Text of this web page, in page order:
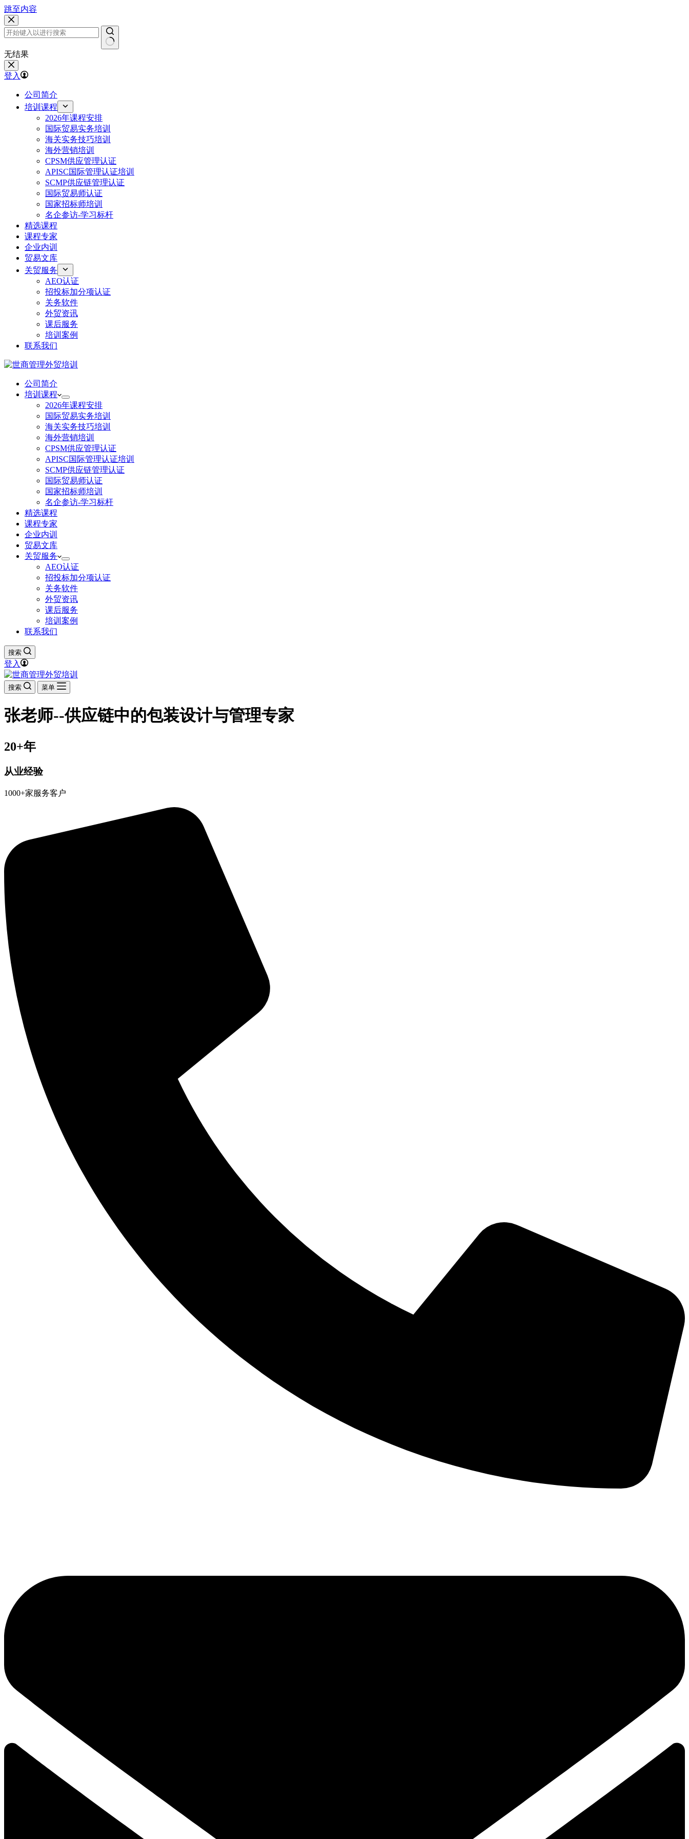
跳至内容
无结果
登入
公司简介
培训课程
2026年课程安排
国际贸易实务培训
海关实务技巧培训
海外营销培训
CPSM供应管理认证
APISC国际管理认证培训
SCMP供应链管理认证
国际贸易师认证
国家招标师培训
名企参访-学习标杆
精选课程
课程专家
企业内训
贸易文库
关贸服务
AEO认证
招投标加分项认证
关务软件
外贸资讯
课后服务
培训案例
联系我们
公司简介
培训课程
2026年课程安排
国际贸易实务培训
海关实务技巧培训
海外营销培训
CPSM供应管理认证
APISC国际管理认证培训
SCMP供应链管理认证
国际贸易师认证
国家招标师培训
名企参访-学习标杆
精选课程
课程专家
企业内训
贸易文库
关贸服务
AEO认证
招投标加分项认证
关务软件
外贸资讯
课后服务
培训案例
联系我们
搜索
登入
搜索 菜单
张老师--供应链中的包装设计与管理专家
20+年
从业经验
1000+家服务客户